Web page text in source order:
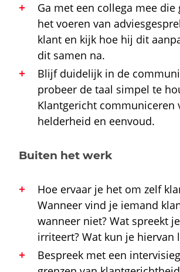
Ga met een collega mee die
het voeren van
klant en kijk hoe hij dit
dit samen na.
Blijf duidelijk in de
probeer de taal simpel te
Klantgericht communiceren
helderheid en eenvoud.
Buiten het werk
Hoe ervaar je het om zelf
Wanneer vind je iemand
wanneer niet? Wat spreekt
irriteert? Wat kun je hiervan
Bespreek met een